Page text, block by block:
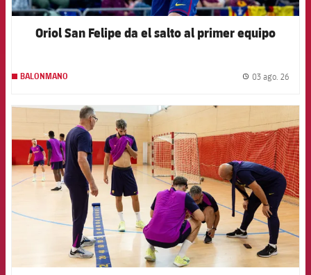
Oriol San Felipe da el salto al primer equipo
BALONMANO 03 ago. 26
FCB Barcelona badge